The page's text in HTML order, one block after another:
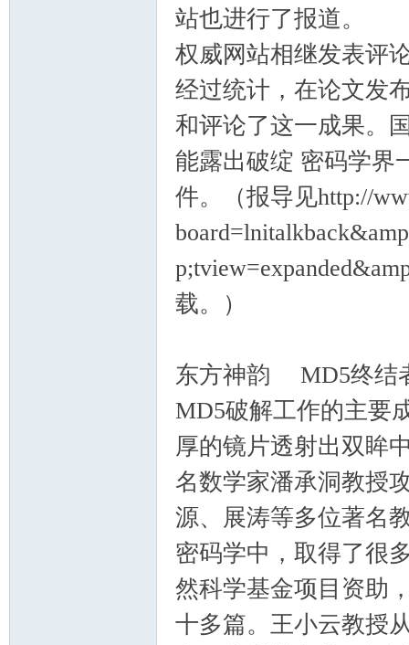
站也进行了报道。
权威网站相继发表评
经过统计，在论文发
和评论了这一成果。
能露出破绽 密码学界
件。（报导见http://
载。）
东方神韵 MD5终结
MD5破解工作的主要
厚的镜片透射出双眸
名数学家潘承洞教授
源、展涛等多位著名
密码学中，取得了很
然科学基金项目资助
十多篇。王小云教授